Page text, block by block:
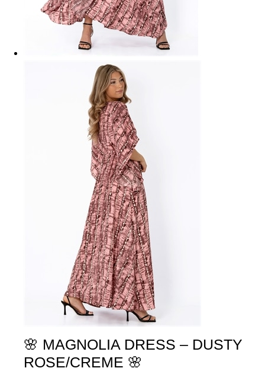
🌸 MAGNOLIA DRESS – DUSTY
ROSE/CREME 🌸